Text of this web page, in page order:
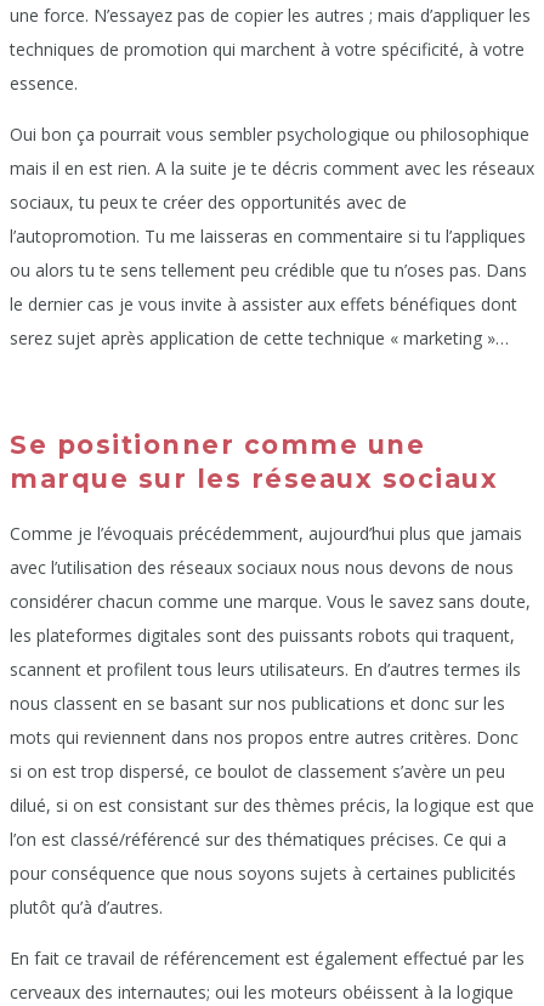
une force. N’essayez pas de copier les autres ; mais d’appliquer les
techniques de promotion qui marchent à votre spécificité, à votre
essence.
Oui bon ça pourrait vous sembler psychologique ou philosophique
mais il en est rien. A la suite je te décris comment avec les réseaux
sociaux, tu peux te créer des opportunités avec de
l’autopromotion. Tu me laisseras en commentaire si tu l’appliques
ou alors tu te sens tellement peu crédible que tu n’oses pas. Dans
le dernier cas je vous invite à assister aux effets bénéfiques dont
serez sujet après application de cette technique « marketing »…
Se positionner comme une
marque sur les réseaux sociaux
Comme je l’évoquais précédemment, aujourd’hui plus que jamais
avec l’utilisation des réseaux sociaux nous nous devons de nous
considérer chacun comme une marque. Vous le savez sans doute,
les plateformes digitales sont des puissants robots qui traquent,
scannent et profilent tous leurs utilisateurs. En d’autres termes ils
nous classent en se basant sur nos publications et donc sur les
mots qui reviennent dans nos propos entre autres critères. Donc
si on est trop dispersé, ce boulot de classement s’avère un peu
dilué, si on est consistant sur des thèmes précis, la logique est que
l’on est classé/référencé sur des thématiques précises. Ce qui a
pour conséquence que nous soyons sujets à certaines publicités
plutôt qu’à d’autres.
En fait ce travail de référencement est également effectué par les
cerveaux des internautes; oui les moteurs obéissent à la logique